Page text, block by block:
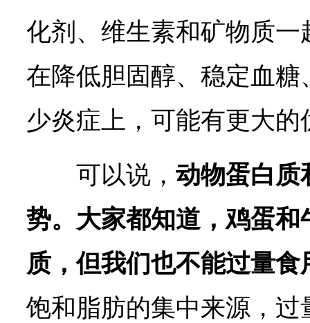
化剂、维生素和矿物质
在降低胆固醇、稳定血
少炎症上，可能有更大的
可以说， 动物蛋白质
势。大家都知道，鸡蛋
质，但我们也不能过量食
饱和脂肪的集中来源，